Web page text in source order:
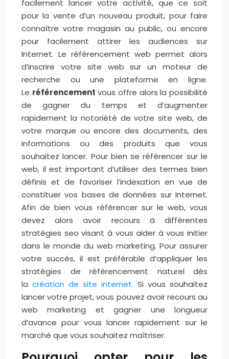
facilement lancer votre activité, que ce soit
pour la vente d’un nouveau produit, pour faire
connaître votre magasin au public, ou encore
pour facilement attirer les audiences sur
Internet. Le référencement web permet alors
d’inscrire votre site web sur un moteur de
recherche ou une plateforme en ligne.
Le référencement vous offre alors la possibilité
de gagner du temps et d’augmenter
rapidement la notoriété de votre site web, de
votre marque ou encore des documents, des
informations ou des produits que vous
souhaitez lancer. Pour bien se référencer sur le
web, il est important d’utiliser des termes bien
définis et de favoriser l’indexation en vue de
constituer vos bases de données sur Internet.
Afin de bien vous référencer sur le web, vous
devez alors avoir recours à différentes
stratégies seo visant à vous aider à vous initier
dans le monde du web marketing. Pour assurer
votre succès, il est préférable d’appliquer les
stratégies de référencement naturel dès
la création de site internet. Si vous souhaitez
lancer votre projet, vous pouvez avoir recours au
web marketing et gagner une longueur
d’avance pour vous lancer rapidement sur le
marché que vous souhaitez maîtriser.